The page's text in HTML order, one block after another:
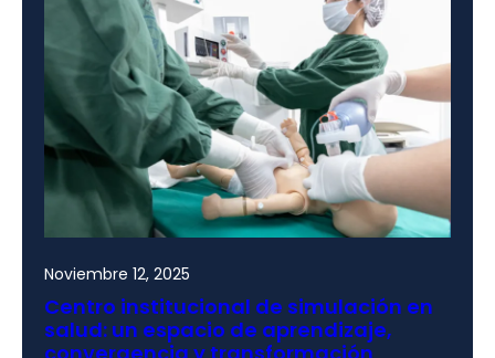
Noviembre 12, 2025
Centro institucional de simulación en
salud: un espacio de aprendizaje,